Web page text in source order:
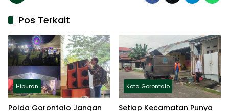
Pos Terkait
Hiburan
Polda Gorontalo Jangan
Kota Gorontalo
Setiap Kecamatan Punya